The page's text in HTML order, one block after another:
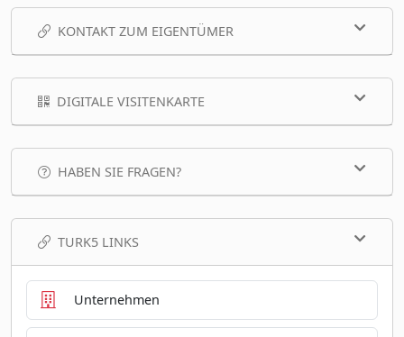
KONTAKT ZUM EIGENTÜMER
DIGITALE VISITENKARTE
HABEN SIE FRAGEN?
TURK5 LINKS
Unternehmen